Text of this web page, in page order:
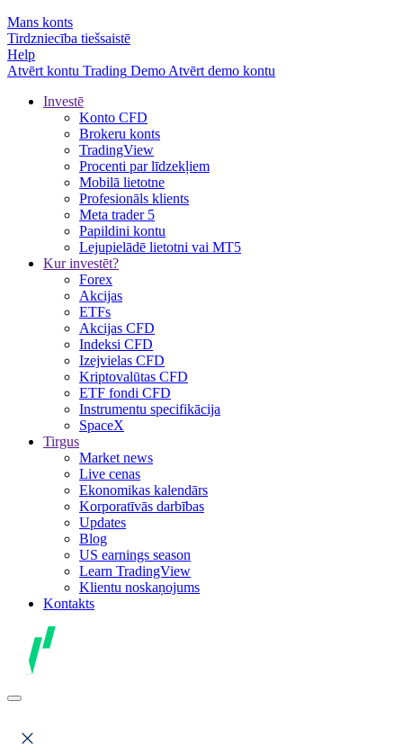
Mans konts
Tirdzniecība tiešsaistē
Help
Atvērt kontu Trading Demo Atvērt demo kontu
Investē
Konto CFD
Brokeru konts
TradingView
Procenti par līdzekļiem
Mobilā lietotne
Profesionāls klients
Meta trader 5
Papildini kontu
Lejupielādē lietotni vai MT5
Kur investēt?
Forex
Akcijas
ETFs
Akcijas CFD
Indeksi CFD
Izejvielas CFD
Kriptovalūtas CFD
ETF fondi CFD
Instrumentu specifikācija
SpaceX
Tirgus
Market news
Live cenas
Ekonomikas kalendārs
Korporatīvās darbības
Updates
Blog
US earnings season
Learn TradingView
Klientu noskaņojums
Kontakts